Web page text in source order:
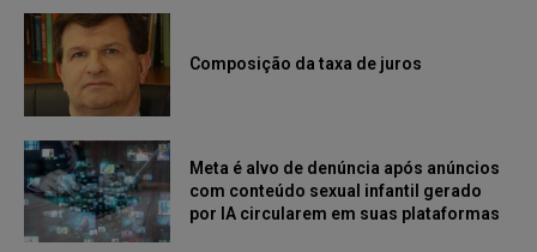
Composição da taxa de juros
Meta é alvo de denúncia após anúncios
com conteúdo sexual infantil gerado
por IA circularem em suas plataformas